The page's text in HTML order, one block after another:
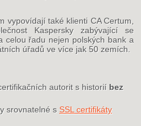
vypovídají také klienti CA Certum,
Kaspersky zabývající se
celou řadu nejen polských bank a
úřadů ve více jak 50 zemích.
autorit s historií bez
srovnatelné s SSL certifikáty